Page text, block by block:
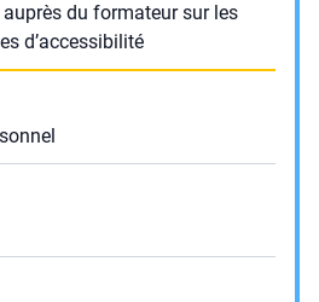
auprès du formateur sur les
d’accessibilité